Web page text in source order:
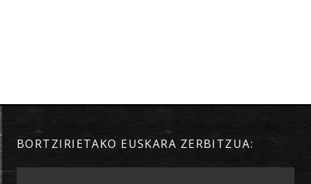
BORTZIRIETAKO EUSKARA ZERBITZUA: